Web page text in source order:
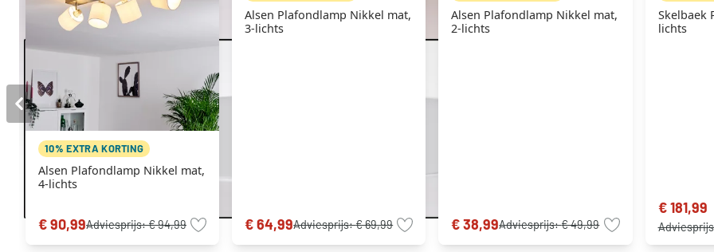
10% EXTRA KORTING
Alsen Plafondlamp Nikkel mat,
4-lichts
€ 90,99Adviesprijs:€ 94,99
Alsen Plafondlamp Nikkel mat,
3-lichts
€ 64,99Adviesprijs:€ 69,99
Alsen Plafondlamp Nikkel mat,
2-lichts
€ 38,99Adviesprijs:€ 49,99
Skelbaek
lichts
€ 181,99